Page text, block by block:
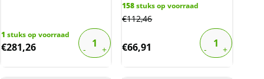
1 stuks op voorraad
€281,26
158stuks op voorraad
€112,46
€66,91